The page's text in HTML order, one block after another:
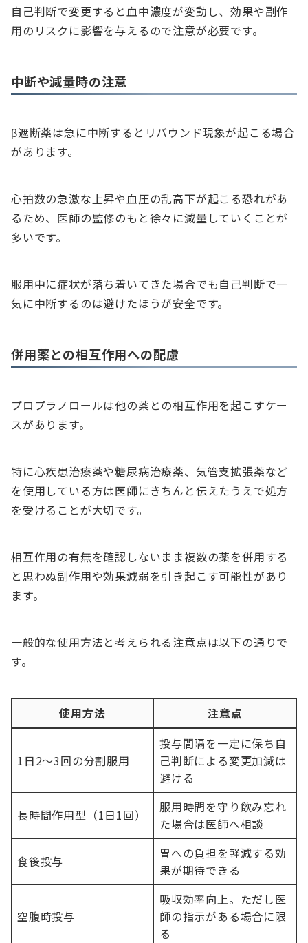
自己判断で変更すると血中濃度が変動し、効果や副作
用のリスクに影響を与えるので注意が必要です。
中断や減量時の注意
β遮断薬は急に中断するとリバウンド現象が起こる場合
があります。
心拍数の急激な上昇や血圧の乱高下が起こる恐れがあ
るため、医師の監修のもと徐々に減量していくことが
多いです。
服用中に症状が落ち着いてきた場合でも自己判断で一
気に中断するのは避けたほうが安全です。
併用薬との相互作用への配慮
プロプラノロールは他の薬との相互作用を起こすケー
スがあります。
特に心疾患治療薬や糖尿病治療薬、気管支拡張薬など
を使用している方は医師にきちんと伝えたうえで処方
を受けることが大切です。
相互作用の有無を確認しないまま複数の薬を併用する
と思わぬ副作用や効果減弱を引き起こす可能性があり
ます。
一般的な使用方法と考えられる注意点は以下の通りで
す。
使用方法 注意点
1日2～3回の分割服用
投与間隔を一定に保ち自
己判断による変更加減は
避ける
長時間作用型（1日1回）
服用時間を守り飲み忘れ
た場合は医師へ相談
食後投与
胃への負担を軽減する効
果が期待できる
空腹時投与
吸収効率向上。ただし医
師の指示がある場合に限
る